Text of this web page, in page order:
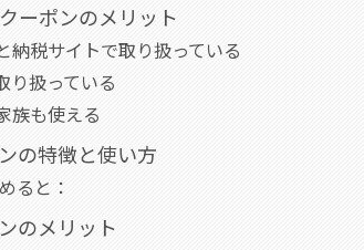
ーポンのメリット
納税サイトで取り扱っている
り扱っている
族も使える
の特徴と使い方
ると：
のメリット